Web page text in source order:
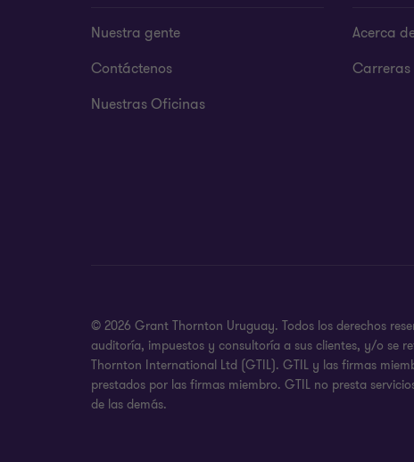
Nuestra gente
Contáctenos
Nuestras Oficinas
Acerca
Carreras
© 2026 Grant Thornton Uruguay. Todos los derechos
auditoría, impuestos y consultoría a sus clientes, y/o se
Thornton International Ltd (GTIL). GTIL y las firmas
prestados por las firmas miembro. GTIL no presta
de las demás.